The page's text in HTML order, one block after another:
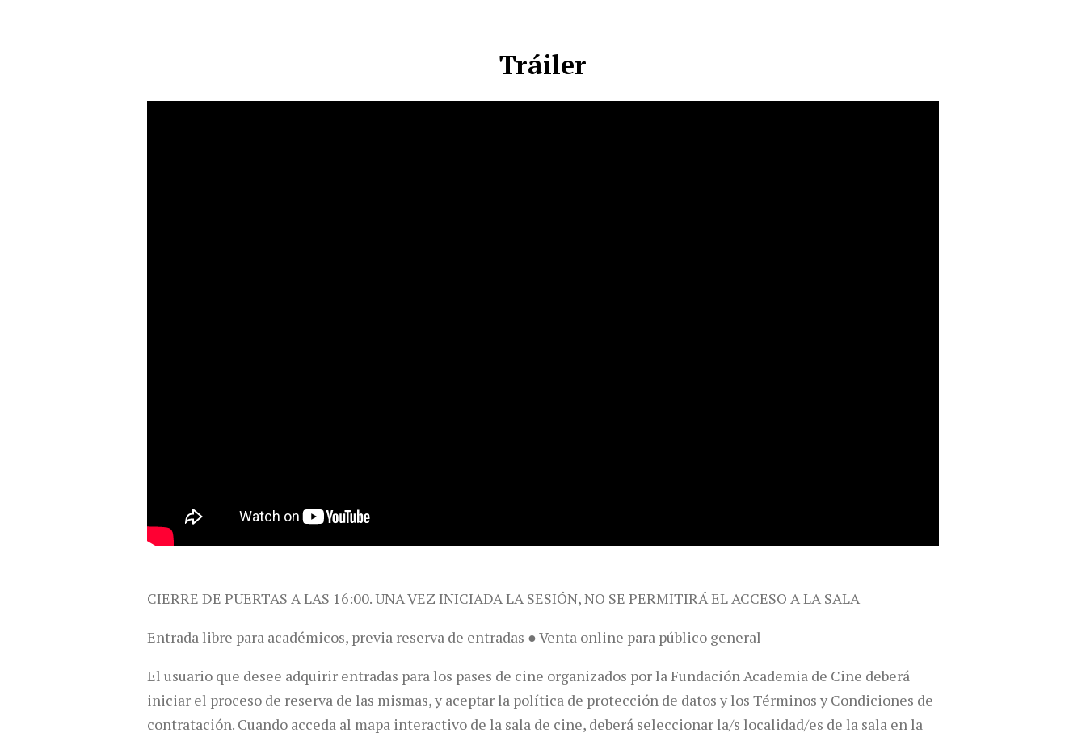
Tráiler
CIERRE DE PUERTAS A LAS 16:00. UNA VEZ INICIADA LA SESIÓN, NO SE PERMITIRÁ EL ACCESO A LA SALA
Entrada libre para académicos, previa reserva de entradas ● Venta online para público general
El usuario que desee adquirir entradas para los pases de cine organizados por la Fundación Academia de Cine deberá
iniciar el proceso de reserva de las mismas, y aceptar la política de protección de datos y los Términos y Condiciones de
contratación. Cuando acceda al mapa interactivo de la sala de cine, deberá seleccionar la/s localidad/es de la sala en la